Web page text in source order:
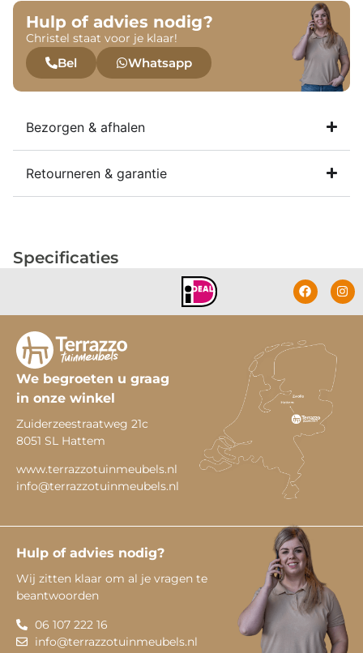
Hulp of advies nodig?
Christel staat voor je klaar!
Bel Whatsapp
Bezorgen & afhalen
Retourneren & garantie
Specificaties
We begroeten u graag
in onze winkel
Zuiderzeestraatweg 21c
8051 SL Hattem
www.terrazzotuinmeubels.nl
info@terrazzotuinmeubels.nl
Hulp of advies nodig?
Wij zitten klaar om al je vragen te
beantwoorden
06 107 222 16
info@terrazzotuinmeubels.nl